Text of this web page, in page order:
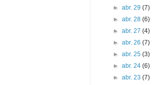
► abr. 29 (7)
► abr. 28 (6)
► abr. 27 (4)
► abr. 26 (7)
► abr. 25 (3)
► abr. 24 (6)
► abr. 23 (7)